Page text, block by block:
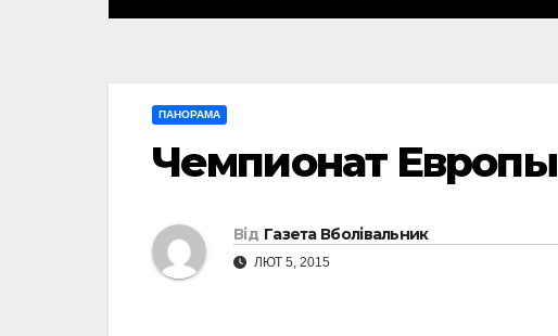
ПАНОРАМА
Чемпионат Европы
Від Газета Вболівальник
ЛЮТ 5, 2015